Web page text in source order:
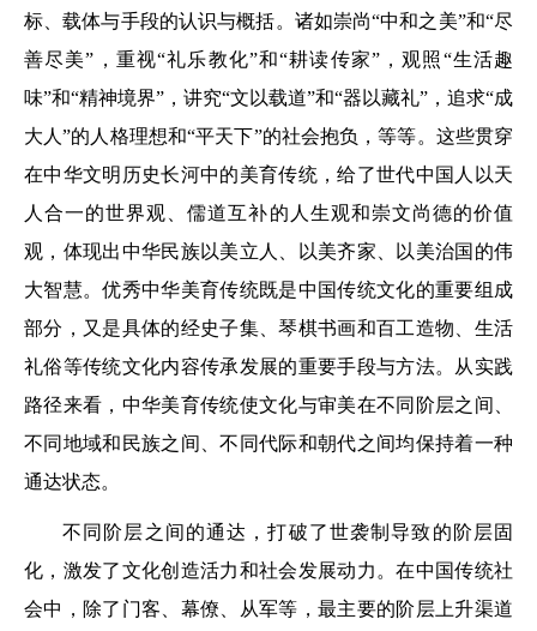
标、载体与手段的认识与概括。诸如崇尚“中和之美”和“尽
善尽美”，重视“礼乐教化”和“耕读传家”，观照“生活趣
味”和“精神境界”，讲究“文以载道”和“器以藏礼”，追求“成
大人”的人格理想和“平天下”的社会抱负，等等。这些贯穿
在中华文明历史长河中的美育传统，给了世代中国人以天
人合一的世界观、儒道互补的人生观和崇文尚德的价值
观，体现出中华民族以美立人、以美齐家、以美治国的伟
大智慧。优秀中华美育传统既是中国传统文化的重要组成
部分，又是具体的经史子集、琴棋书画和百工造物、生活
礼俗等传统文化内容传承发展的重要手段与方法。从实践
路径来看，中华美育传统使文化与审美在不同阶层之间、
不同地域和民族之间、不同代际和朝代之间均保持着一种
通达状态。
不同阶层之间的通达，打破了世袭制导致的阶层固
化，激发了文化创造活力和社会发展动力。在中国传统社
会中，除了门客、幕僚、从军等，最主要的阶层上升渠道